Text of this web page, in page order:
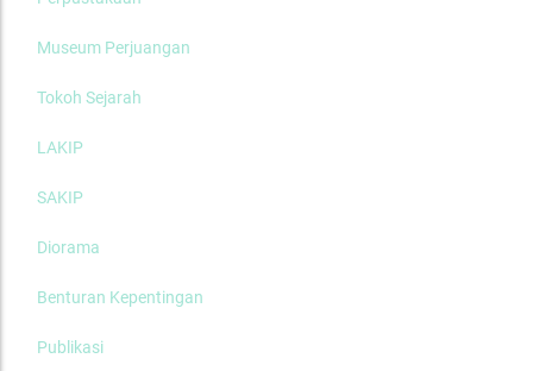
Museum Perjuangan
Tokoh Sejarah
LAKIP
SAKIP
Diorama
Benturan Kepentingan
Publikasi